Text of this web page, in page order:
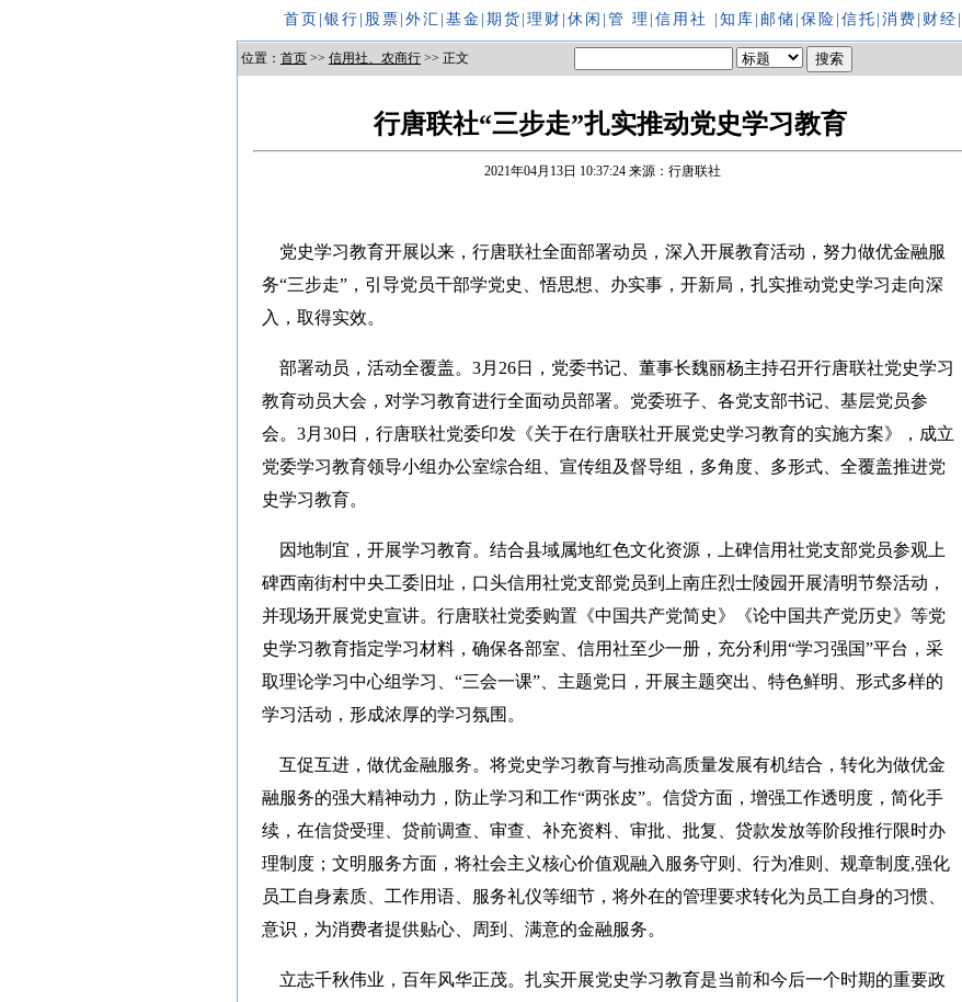
首页 银行 股票 外汇 基金 期货 理财 休闲 管 理 信用社 知库 邮储 保险 信托 消费 财经
位置： 首页 >> 信用社、农商行 >> 正文
行唐联社“三步走”扎实推动党史学习教育
2021年04月13日 10:37:24 来源：行唐联社
党史学习教育开展以来，行唐联社全面部署动员，深入开展教育活动，努力做优金融服
务“三步走”，引导党员干部学党史、悟思想、办实事，开新局，扎实推动党史学习走向深
入，取得实效。
部署动员，活动全覆盖。3月26日，党委书记、董事长魏丽杨主持召开行唐联社党史学习
教育动员大会，对学习教育进行全面动员部署。党委班子、各党支部书记、基层党员参
会。3月30日，行唐联社党委印发《关于在行唐联社开展党史学习教育的实施方案》，成立
党委学习教育领导小组办公室综合组、宣传组及督导组，多角度、多形式、全覆盖推进党
史学习教育。
因地制宜，开展学习教育。结合县域属地红色文化资源，上碑信用社党支部党员参观上
碑西南街村中央工委旧址，口头信用社党支部党员到上南庄烈士陵园开展清明节祭活动，
并现场开展党史宣讲。行唐联社党委购置《中国共产党简史》《论中国共产党历史》等党
史学习教育指定学习材料，确保各部室、信用社至少一册，充分利用“学习强国”平台，采
取理论学习中心组学习、“三会一课”、主题党日，开展主题突出、特色鲜明、形式多样的
学习活动，形成浓厚的学习氛围。
互促互进，做优金融服务。将党史学习教育与推动高质量发展有机结合，转化为做优金
融服务的强大精神动力，防止学习和工作“两张皮”。信贷方面，增强工作透明度，简化手
续，在信贷受理、贷前调查、审查、补充资料、审批、批复、贷款发放等阶段推行限时办
理制度；文明服务方面，将社会主义核心价值观融入服务守则、行为准则、规章制度,强化
员工自身素质、工作用语、服务礼仪等细节，将外在的管理要求转化为员工自身的习惯、
意识，为消费者提供贴心、周到、满意的金融服务。
立志千秋伟业，百年风华正茂。扎实开展党史学习教育是当前和今后一个时期的重要政